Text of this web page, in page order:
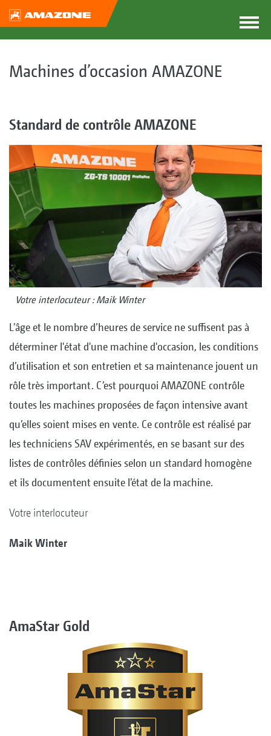
Machines d’occasion AMAZONE
Standard de contrôle AMAZONE
Votre interlocuteur : Maik Winter
L’âge et le nombre d’heures de service ne suffisent pas à
déterminer l'état d'une machine d'occasion, les conditions
d’utilisation et son entretien et sa maintenance jouent un
rôle très important. C’est pourquoi AMAZONE contrôle
toutes les machines proposées de façon intensive avant
qu’elles soient mises en vente. Ce contrôle est réalisé par
les techniciens SAV expérimentés, en se basant sur des
listes de contrôles définies selon un standard homogène
et ils documentent ensuite l’état de la machine.
Votre interlocuteur
Maik Winter
AmaStar Gold